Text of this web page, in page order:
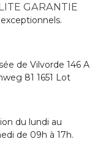
GARANTIE
de Vilvorde 146 A
81 1651 Lot
du lundi au
de 09h à 17h.